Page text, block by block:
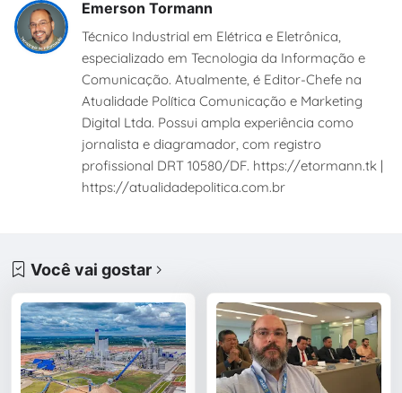
Emerson Tormann
Técnico Industrial em Elétrica e Eletrônica,
especializado em Tecnologia da Informação e
Comunicação. Atualmente, é Editor-Chefe na
Atualidade Política Comunicação e Marketing
Digital Ltda. Possui ampla experiência como
jornalista e diagramador, com registro
profissional DRT 10580/DF. https://etormann.tk |
https://atualidadepolitica.com.br
Você vai gostar